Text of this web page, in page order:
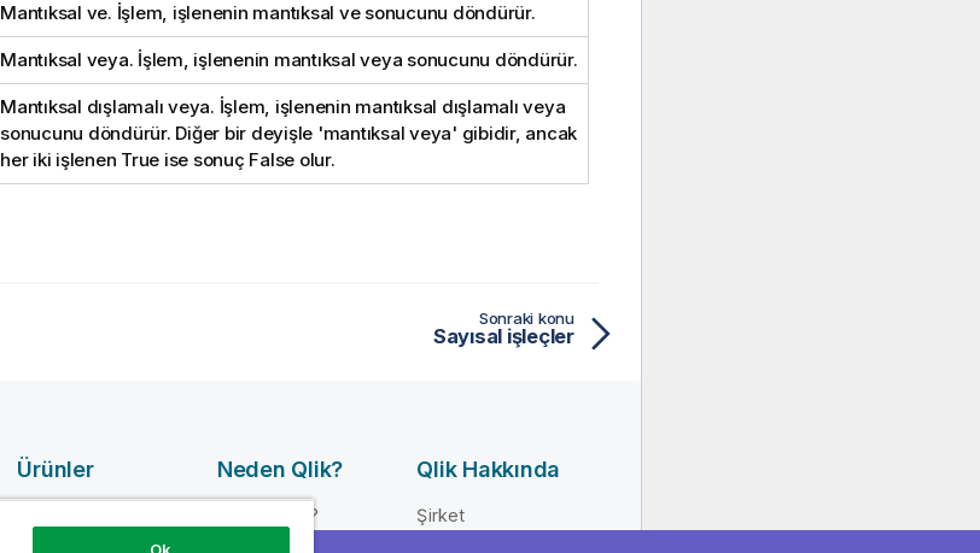
Mantıksal ve. İşlem, işlenenin mantıksal ve sonucunu döndürür.
Mantıksal veya. İşlem, işlenenin mantıksal veya sonucunu döndürür.
Mantıksal dışlamalı veya. İşlem, işlenenin mantıksal dışlamalı veya
sonucunu döndürür. Diğer bir deyişle 'mantıksal veya' gibidir, ancak
her iki işlenen True ise sonuç False olur.
Sonraki konu
Sayısal işleçler
Ürünler
ENTEGRASYONU
Neden Qlik?
Neden Qlik?
Qlik Hakkında
Şirket